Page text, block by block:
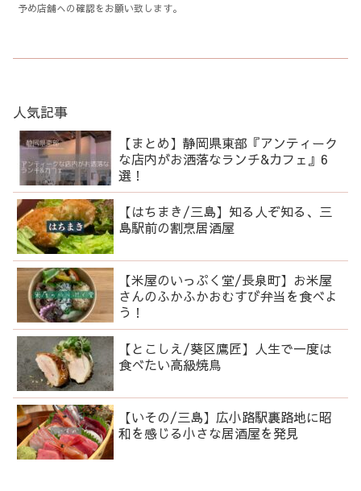
予め店舗への確認をお願い致します。
人気記事
【まとめ】静岡県東部『アンティーク
な店内がお洒落なランチ&カフェ』6
選！
【はちまき/三島】知る人ぞ知る、三
島駅前の割烹居酒屋
【米屋のいっぷく堂/長泉町】お米屋
さんのふかふかおむすび弁当を食べよ
う！
【とこしえ/葵区鷹匠】人生で一度は
食べたい高級焼鳥
【いその/三島】広小路駅裏路地に昭
和を感じる小さな居酒屋を発見